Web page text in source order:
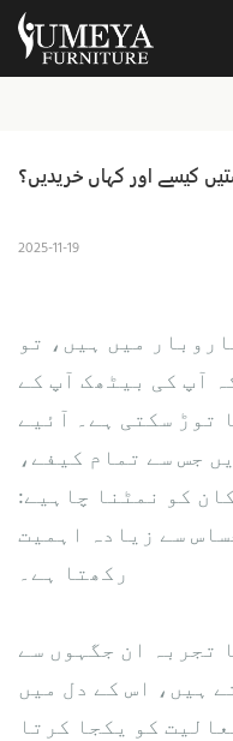
کیسے اور کہاں خریدیں؟
2025-11-19
میں ہیں، تو
آپ کی بیٹھک آپ کے
توڑ سکتی ہے۔ آئیے
جس سے تمام کیفے،
کو نمٹنا چاہیے:
سے زیادہ اہمیت
رکھتا ہے۔
تجربہ ان جگہوں سے
ہیں، اس کے دل میں
کو یکجا کرتا